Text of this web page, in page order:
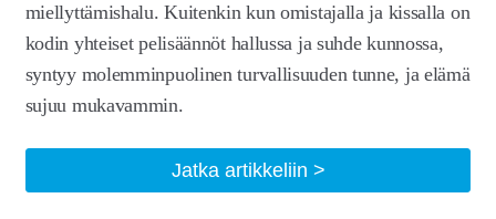
tason
valikko
Artikkelit
Hinnoittelu
tason
Kauppa
miellyttämishalu. Kuitenkin kun omistajalla ja kissalla on
kodin yhteiset pelisäännöt hallussa ja suhde kunnossa,
syntyy molemminpuolinen turvallisuuden tunne, ja elämä
sujuu mukavammin.
Jatka artikkeliin Kissan